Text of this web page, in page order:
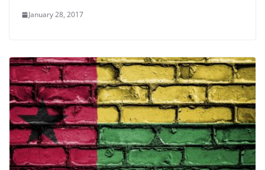
January 28, 2017